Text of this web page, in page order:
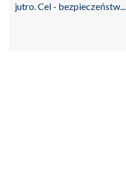
jutro. Cel - bezpieczeństw...